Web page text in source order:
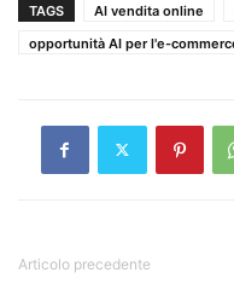
TAGS AI vendita online
opportunità AI per l'e-
Articolo precedente